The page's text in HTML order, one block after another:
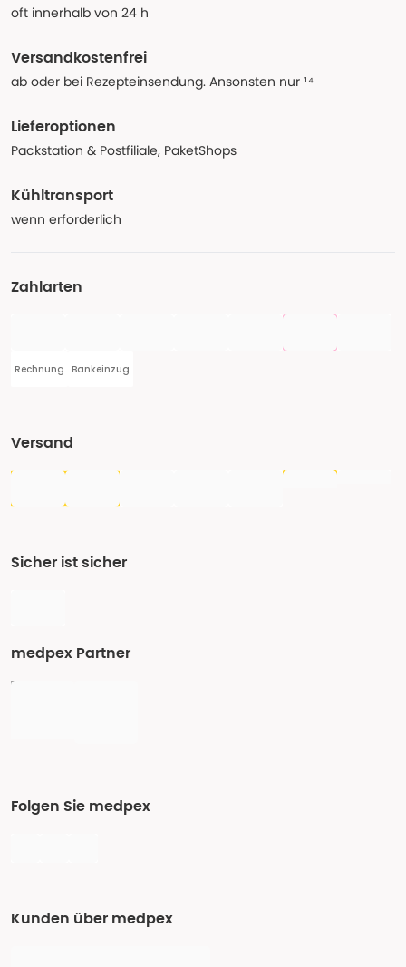
oft innerhalb von 24 h
Versandkostenfrei
ab oder bei Rezepteinsendung. Ansonsten nur ¹⁴
Lieferoptionen
Packstation & Postfiliale, PaketShops
Kühltransport
wenn erforderlich
Zahlarten
Rechnung Bankeinzug
Versand
Sicher ist sicher
medpex Partner
Folgen Sie medpex
Kunden über medpex